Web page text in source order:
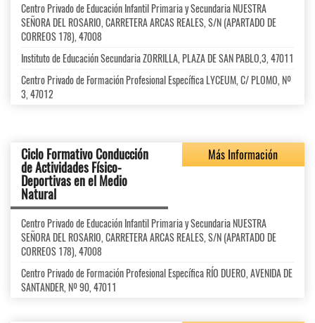
Centro Privado de Educación Infantil Primaria y Secundaria NUESTRA
SEÑORA DEL ROSARIO, CARRETERA ARCAS REALES, S/N (APARTADO DE
CORREOS 178), 47008
Instituto de Educación Secundaria ZORRILLA, PLAZA DE SAN PABLO,3, 47011
Centro Privado de Formación Profesional Específica LYCEUM, C/ PLOMO, Nº
3, 47012
Ciclo Formativo Conducción
de Actividades Físico-
Deportivas en el Medio
Natural
Más Información
Centro Privado de Educación Infantil Primaria y Secundaria NUESTRA
SEÑORA DEL ROSARIO, CARRETERA ARCAS REALES, S/N (APARTADO DE
CORREOS 178), 47008
Centro Privado de Formación Profesional Específica RÍO DUERO, AVENIDA DE
SANTANDER, Nº 90, 47011